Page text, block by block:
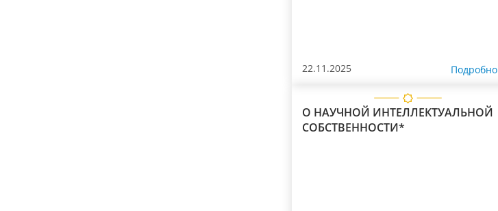
22.11.2025 Подробно
О НАУЧНОЙ ИНТЕЛЛЕКТУАЛЬНОЙ
СОБСТВЕННОСТИ*